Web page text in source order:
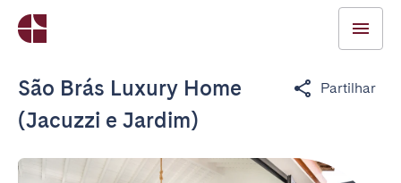
São Brás Luxury Home
(Jacuzzi e Jardim)
Partilhar